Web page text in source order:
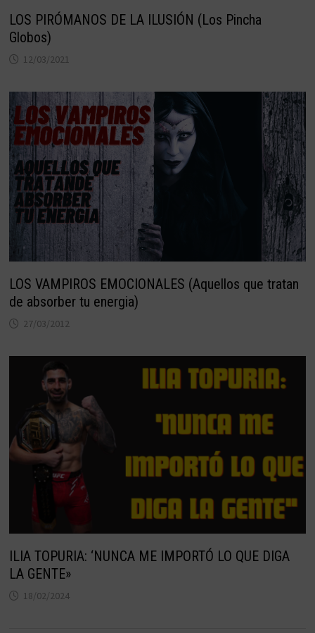
LOS PIRÓMANOS DE LA ILUSIÓN (Los Pincha
Globos)
12/03/2021
LOS VAMPIROS EMOCIONALES (Aquellos que tratan
de absorber tu energia)
27/03/2012
ILIA TOPURIA: ‘NUNCA ME IMPORTÓ LO QUE DIGA
LA GENTE»
18/02/2024